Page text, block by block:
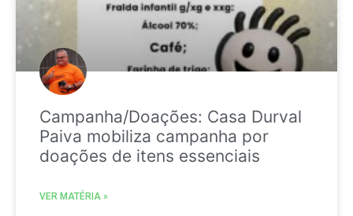
Campanha/Doações: Casa Durval
Paiva mobiliza campanha por
doações de itens essenciais
VER MATÉRIA »